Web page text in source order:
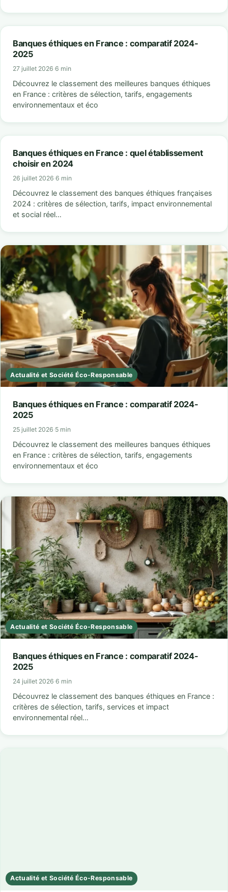
Banques éthiques en France : comparatif 2024-
2025
27 juillet 2026·6 min
Découvrez le classement des meilleures banques éthiques
en France : critères de sélection, tarifs, engagements
environnementaux et éco
Banques éthiques en France : quel établissement
choisir en 2024
26 juillet 2026·6 min
Découvrez le classement des banques éthiques françaises
2024 : critères de sélection, tarifs, impact environnemental
et social réel…
Actualité et Société Éco-Responsable
Banques éthiques en France : comparatif 2024-
2025
25 juillet 2026·5 min
Découvrez le classement des meilleures banques éthiques
en France : critères de sélection, tarifs, engagements
environnementaux et éco
Actualité et Société Éco-Responsable
Banques éthiques en France : comparatif 2024-
2025
24 juillet 2026·6 min
Découvrez le classement des banques éthiques en France :
critères de sélection, tarifs, services et impact
environnemental réel…
Actualité et Société Éco-Responsable